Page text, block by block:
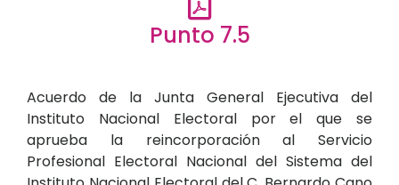
Punto 7.5
Acuerdo de la Junta General Ejecutiva del
Instituto Nacional Electoral por el que se
aprueba la reincorporación al Servicio
Profesional Electoral Nacional del Sistema del